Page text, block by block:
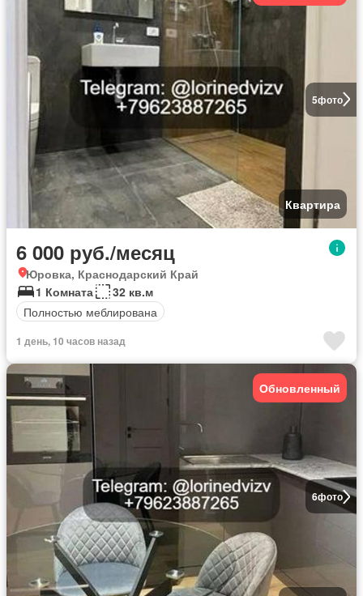
5фото
Квартира
6 000 руб./месяц
Юровка, Краснодарский Край
1 Комната
32 кв.м
Полностью меблирована
1 день, 10 часов назад
6фото
Обновленный